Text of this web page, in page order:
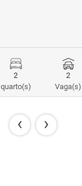
2
quarto(s)
2
Vaga(s)
‹ ›